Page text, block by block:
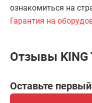
ознакомиться на
Гарантия на
Отзывы KING
Оставьте